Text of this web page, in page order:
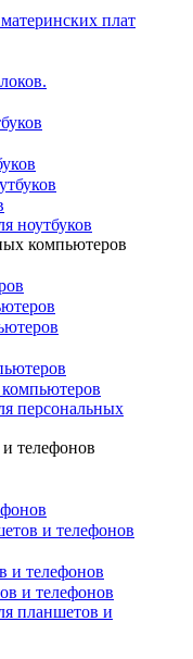
плат
ноутбуков
компьютеров
персональных
телефонов
и телефонов
и телефонов
и телефонов
планшетов и